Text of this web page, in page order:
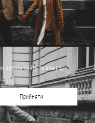
роботи сайту та аналізу
Прийняти